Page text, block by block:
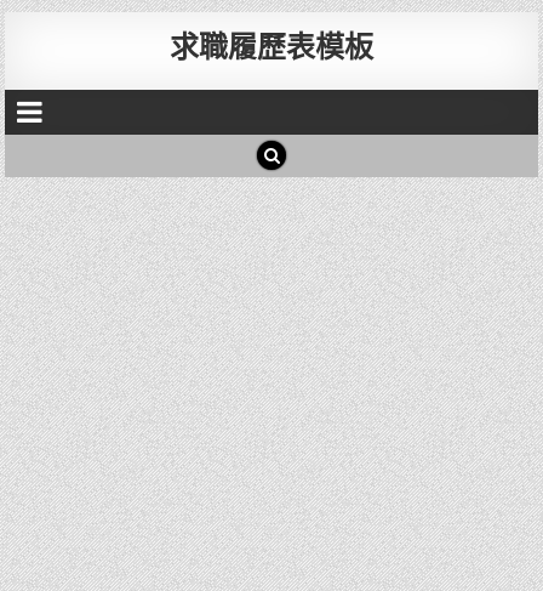
求職履歷表模板